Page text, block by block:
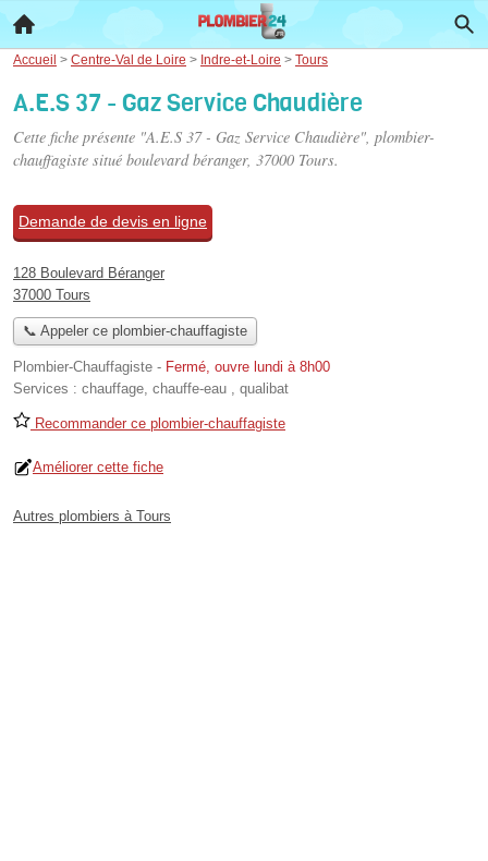
Accueil > Centre-Val de Loire > Indre-et-Loire > Tours
A.E.S 37 - Gaz Service Chaudière
Cette fiche présente "A.E.S 37 - Gaz Service Chaudière", plombier-
chauffagiste situé boulevard béranger, 37000 Tours.
Demande de devis en ligne
128 Boulevard Béranger
37000 Tours
📞 Appeler ce plombier-chauffagiste
Plombier-Chauffagiste - Fermé, ouvre lundi à 8h00
Services : chauffage, chauffe-eau , qualibat
Recommander ce plombier-chauffagiste
Améliorer cette fiche
Autres plombiers à Tours